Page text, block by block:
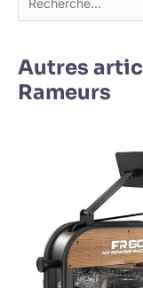
Autres
Rameurs